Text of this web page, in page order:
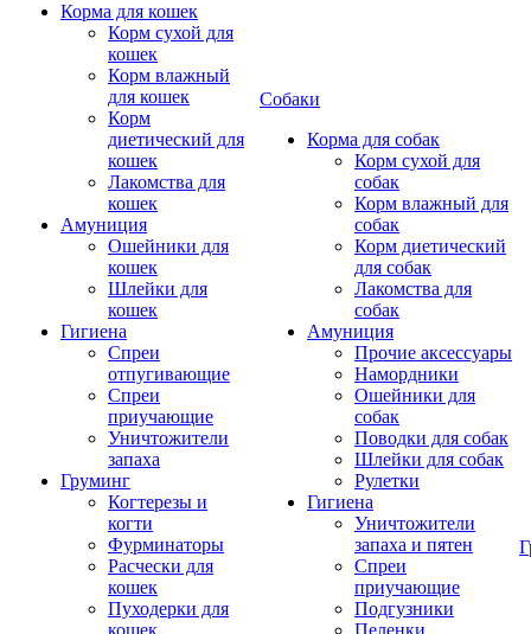
Корма для кошек
Корм сухой для
кошек
Корм влажный
для кошек
Корм
диетический для
кошек
Лакомства для
кошек
Амуниция
Ошейники для
кошек
Шлейки для
кошек
Гигиена
Спреи
отпугивающие
Спреи
приучающие
Уничтожители
запаха
Груминг
Когтерезы и
когти
Фурминаторы
Расчески для
кошек
Пуходерки для
кошек
Собаки
Корма для собак
Корм сухой для
собак
Корм влажный для
собак
Корм диетический
для собак
Лакомства для
собак
Амуниция
Прочие аксессуары
Намордники
Ошейники для
собак
Поводки для собак
Шлейки для собак
Рулетки
Гигиена
Уничтожители
запаха и пятен
Спреи
приучающие
Подгузники
Пеленки